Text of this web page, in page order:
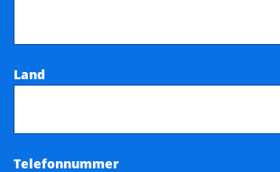
Land
Telefonnummer